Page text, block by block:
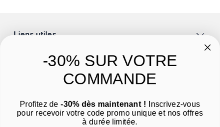
Liens utiles
Nous contacter par email
-30% SUR VOTRE
COMMANDE
Profitez de -30% dès maintenant ! Inscrivez-vous
pour recevoir votre code promo unique et nos offres
à durée limitée.